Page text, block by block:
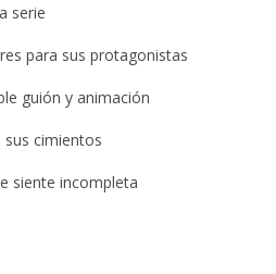
serie
para sus protagonistas
guión y animación
sus cimientos
siente incompleta